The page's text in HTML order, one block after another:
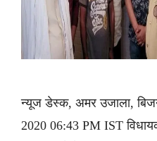
न्यूज डेस्क, अमर उजाला,
2020 06:43 PM IST